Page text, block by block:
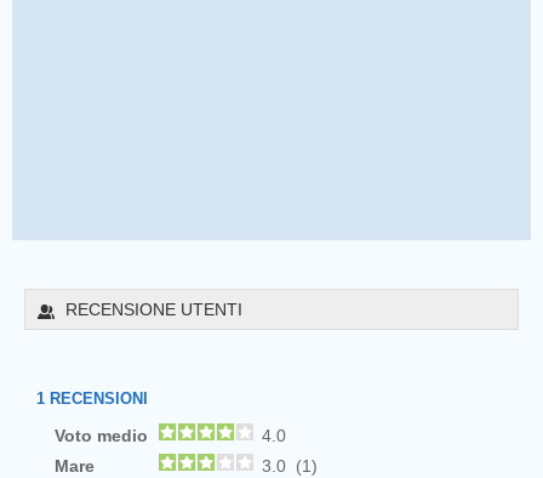
RECENSIONE UTENTI
1 RECENSIONI
Voto medio
4.0
Mare
3.0 (1)